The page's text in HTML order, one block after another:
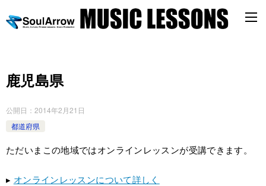
鹿児島県
公開日： 2014年2月21日
都道府県
ただいまこの地域ではオンラインレッスンが受講できます。
▸ オンラインレッスンについて詳しく